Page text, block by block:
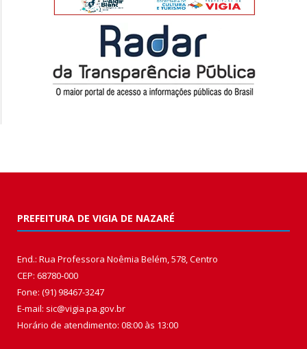
PREFEITURA DE VIGIA DE NAZARÉ
End.: Rua Professora Noêmia Belém, 578, Centro
CEP: 68780-000
Fone: (91) 98467-3247
E-mail: sic@vigia.pa.gov.br
Horário de atendimento: 08:00 às 13:00